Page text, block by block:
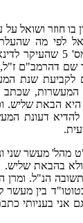
בו חוזר ושואל
לפי מה
בתונובות שדה
שם דהרמב"ם
שנת
המעשרות,
הבאת שליש.
דעונת
מהל' מעשר שני
בהבאת שליש.
הנ"ל.
בין מעשר
אני בעניותי